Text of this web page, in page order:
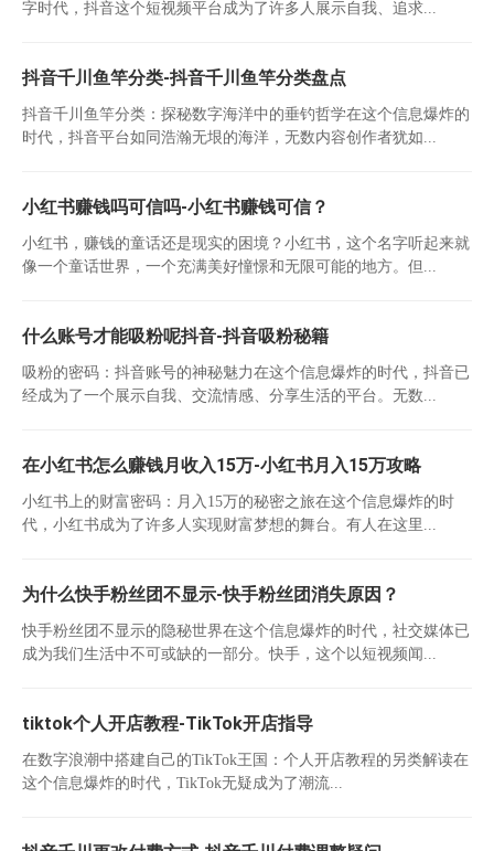
字时代，抖音这个短视频平台成为了许多人展示自我、追求...
抖音千川鱼竿分类-抖音千川鱼竿分类盘点
抖音千川鱼竿分类：探秘数字海洋中的垂钓哲学在这个信息爆炸的
时代，抖音平台如同浩瀚无垠的海洋，无数内容创作者犹如...
小红书赚钱吗可信吗-小红书赚钱可信？
小红书，赚钱的童话还是现实的困境？小红书，这个名字听起来就
像一个童话世界，一个充满美好憧憬和无限可能的地方。但...
什么账号才能吸粉呢抖音-抖音吸粉秘籍
吸粉的密码：抖音账号的神秘魅力在这个信息爆炸的时代，抖音已
经成为了一个展示自我、交流情感、分享生活的平台。无数...
在小红书怎么赚钱月收入15万-小红书月入15万攻略
小红书上的财富密码：月入15万的秘密之旅在这个信息爆炸的时
代，小红书成为了许多人实现财富梦想的舞台。有人在这里...
为什么快手粉丝团不显示-快手粉丝团消失原因？
快手粉丝团不显示的隐秘世界在这个信息爆炸的时代，社交媒体已
成为我们生活中不可或缺的一部分。快手，这个以短视频闻...
tiktok个人开店教程-TikTok开店指导
在数字浪潮中搭建自己的TikTok王国：个人开店教程的另类解读在
这个信息爆炸的时代，TikTok无疑成为了潮流...